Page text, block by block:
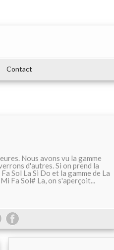
Contact
Nous avons vu la gamme
d'autres. Si on prend la
Sol La Si Do et la gamme de La
Fa Sol# La, on s'aperçoit...